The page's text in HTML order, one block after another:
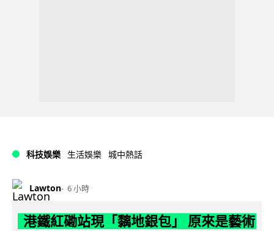
科技娛樂 生活娛樂 城中熱話
Lawton 6 小時
港鐵紅磡站現「黐地銀包」 原來是藝術